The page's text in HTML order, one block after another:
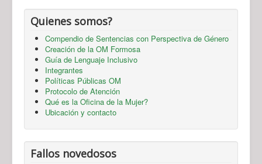
Quienes somos?
Compendio de Sentencias con Perspectiva de Género
Creación de la OM Formosa
Guía de Lenguaje Inclusivo
Integrantes
Políticas Públicas OM
Protocolo de Atención
Qué es la Oficina de la Mujer?
Ubicación y contacto
Fallos novedosos